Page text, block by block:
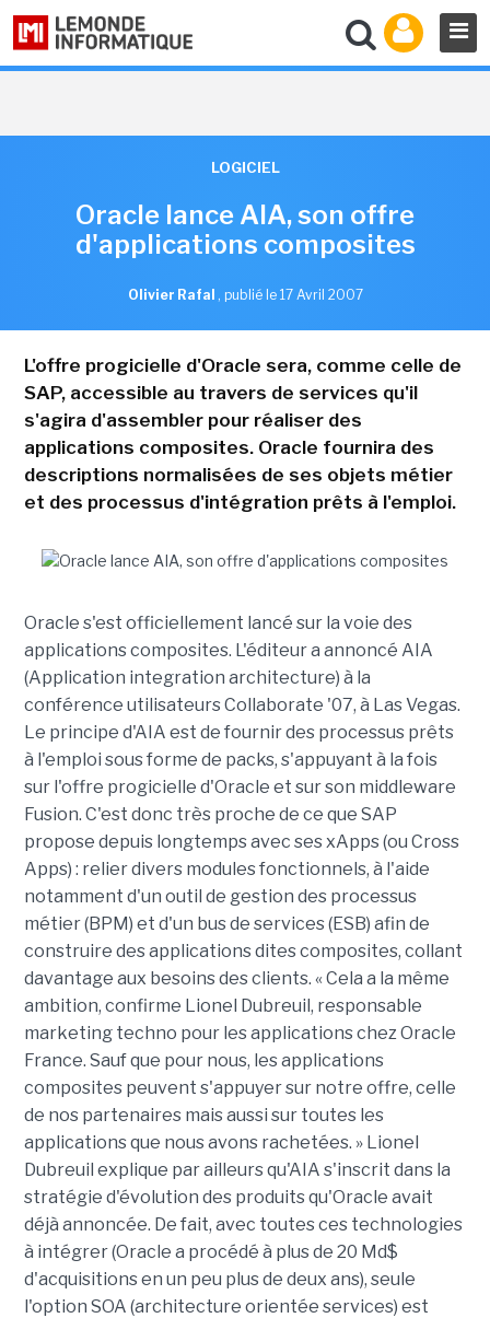
LOGICIEL
Oracle lance AIA, son offre
d'applications composites
Olivier Rafal , publié le 17 Avril 2007
L'offre progicielle d'Oracle sera, comme celle de
SAP, accessible au travers de services qu'il
s'agira d'assembler pour réaliser des
applications composites. Oracle fournira des
descriptions normalisées de ses objets métier
et des processus d'intégration prêts à l'emploi.
Oracle s'est officiellement lancé sur la voie des
applications composites. L'éditeur a annoncé AIA
(Application integration architecture) à la
conférence utilisateurs Collaborate '07, à Las Vegas.
Le principe d'AIA est de fournir des processus prêts
à l'emploi sous forme de packs, s'appuyant à la fois
sur l'offre progicielle d'Oracle et sur son middleware
Fusion. C'est donc très proche de ce que SAP
propose depuis longtemps avec ses xApps (ou Cross
Apps) : relier divers modules fonctionnels, à l'aide
notamment d'un outil de gestion des processus
métier (BPM) et d'un bus de services (ESB) afin de
construire des applications dites composites, collant
davantage aux besoins des clients. « Cela a la même
ambition, confirme Lionel Dubreuil, responsable
marketing techno pour les applications chez Oracle
France. Sauf que pour nous, les applications
composites peuvent s'appuyer sur notre offre, celle
de nos partenaires mais aussi sur toutes les
applications que nous avons rachetées. » Lionel
Dubreuil explique par ailleurs qu'AIA s'inscrit dans la
stratégie d'évolution des produits qu'Oracle avait
déjà annoncée. De fait, avec toutes ces technologies
à intégrer (Oracle a procédé à plus de 20 Md$
d'acquisitions en un peu plus de deux ans), seule
l'option SOA (architecture orientée services) est